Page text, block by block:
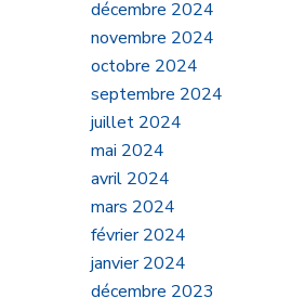
décembre 2024
novembre 2024
octobre 2024
septembre 2024
juillet 2024
mai 2024
avril 2024
mars 2024
février 2024
janvier 2024
décembre 2023